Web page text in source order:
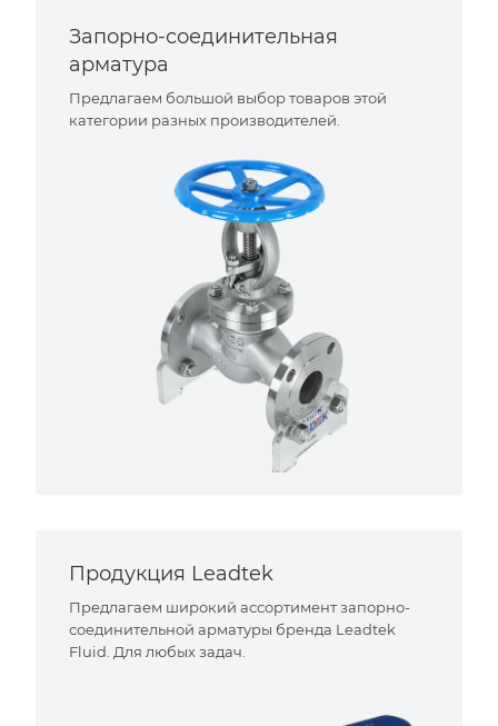
Запорно-соединительная
арматура
Предлагаем большой выбор товаров этой
категории разных производителей.
Продукция Leadtek
Предлагаем широкий ассортимент запорно-
соединительной арматуры бренда Leadtek
Fluid. Для любых задач.